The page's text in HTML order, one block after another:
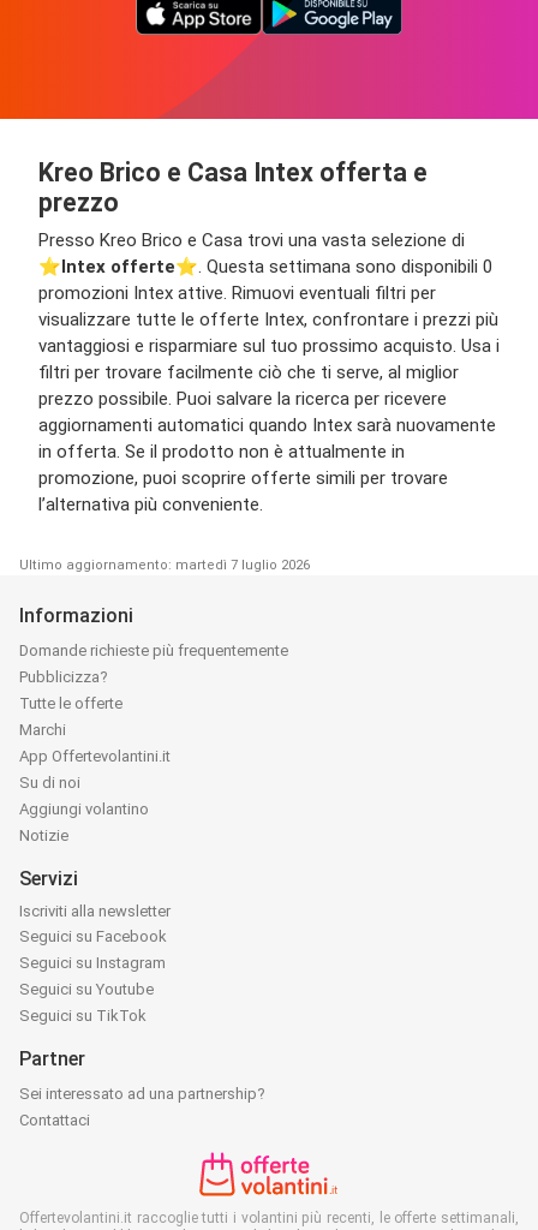
Kreo Brico e Casa Intex offerta e
prezzo
Presso Kreo Brico e Casa trovi una vasta selezione di
⭐️Intex offerte⭐️. Questa settimana sono disponibili 0
promozioni Intex attive. Rimuovi eventuali filtri per
visualizzare tutte le offerte Intex, confrontare i prezzi più
vantaggiosi e risparmiare sul tuo prossimo acquisto. Usa i
filtri per trovare facilmente ciò che ti serve, al miglior
prezzo possibile. Puoi salvare la ricerca per ricevere
aggiornamenti automatici quando Intex sarà nuovamente
in offerta. Se il prodotto non è attualmente in
promozione, puoi scoprire offerte simili per trovare
l’alternativa più conveniente.
Ultimo aggiornamento: martedì 7 luglio 2026
Informazioni
Domande richieste più frequentemente
Pubblicizza?
Tutte le offerte
Marchi
App Offertevolantini.it
Su di noi
Aggiungi volantino
Notizie
Servizi
Iscriviti alla newsletter
Seguici su Facebook
Seguici su Instagram
Seguici su Youtube
Seguici su TikTok
Partner
Sei interessato ad una partnership?
Contattaci
Offertevolantini.it raccoglie tutti i volantini più recenti, le offerte settimanali,